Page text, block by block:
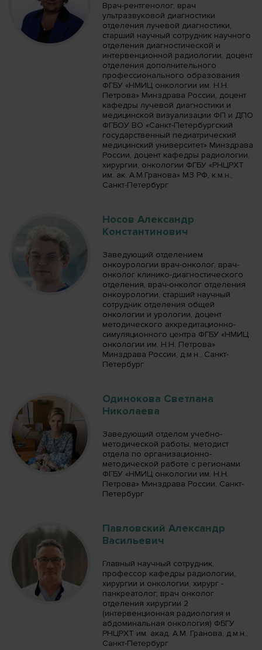
Врач-рентгенолог, врач
ультразвуковой диагностики
отделения лучевой диагностики,
старший научный сотрудник научного
отделения диагностической и
интервенционной радиологии, доцент
отделения дополнительного
профессионального образования
ФГБУ «НМИЦ онкологии им. Н.Н.
Петрова» Минздрава России, доцент
кафедры лучевой диагностики и
медицинской визуализации ФП и ДПО
ФГБОУ ВО «Санкт-Петербургский
государственный педиатрический
медицинский университет» Минздрава
России, доцент кафедры радиологии,
хирургии, онкологии ФГБУ «РНЦРХТ
им. ак. А.М.Гранова» МЗ РФ, к.м.н.,
Санкт-Петербург
Носов Александр
Константинович
Заведующий отделением
онкоурологии врач-онколог, врач-
онколог клинико-диагностического
отделения, врач-онколог отделения
онкоурологии, старший научный
сотрудник отделения общей
онкологии и урологии, доцент
методического аккредитационно-
симуляционного центра ФГБУ «НМИЦ
онкологии им. Н.Н. Петрова»
Минздрава России, д.м.н., Санкт-
Петербург
Одинокова Светлана
Николаева
Заведующий отделом учебно-
методической работы, методист
отдела по организационно-
методической работе с регионами
ФГБУ «НМИЦ онкологии им. Н.Н.
Петрова» Минздрава России, Санкт-
Петербург
Павловский Александр
Васильевич
Главный научный сотрудник,
профессор кафедры радиологии,
хирургии и онкологии, хирург -
панкреатолог, врач онколог
отделения хирургии 2
(интервенционная радиология и
абдоминальная онкология) ФБГУ
РНЦРХТ им. акад. А.М. Гранова, д.м.н.,
Санкт-Петербург